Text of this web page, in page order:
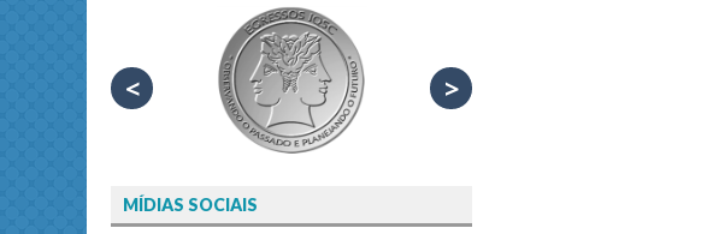
< >
MÍDIAS SOCIAIS